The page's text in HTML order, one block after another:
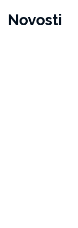
Novosti